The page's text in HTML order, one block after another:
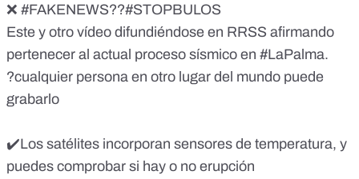
❌ #FAKENEWS?️?#STOPBULOS
Este y otro vídeo difundiéndose en RRSS afirmando
pertenecer al actual proceso sísmico en #LaPalma.
?cualquier persona en otro lugar del mundo puede
grabarlo
✔️Los satélites incorporan sensores de temperatura, y
puedes comprobar si hay o no erupción